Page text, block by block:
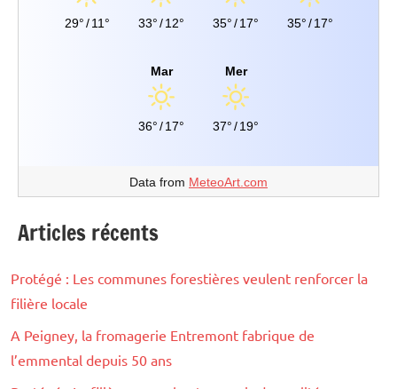
29°/ 11° 33°/ 12° 35°/ 17° 35°/ 17°
Mar
36°/17°
Mer
37°/19°
Data from MeteoArt.com
Articles récents
Protégé : Les communes forestières veulent renforcer la
filière locale
A Peigney, la fromagerie Entremont fabrique de
l’emmental depuis 50 ans